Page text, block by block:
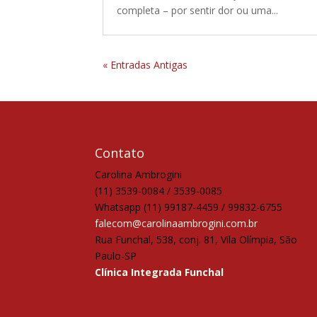
completa – por sentir dor ou uma...
« Entradas Antigas
Contato
Carolina Ambrogini
(11) 3539-0084 / 3539-0085
Whatsapp (11) 99187-4459 / 99832-6755
falecom@carolinaambrogini.com.br
Rua Funchal, 538, conj. 81, Vila Olímpia, São
Paulo-SP
Clínica Integrada Funchal